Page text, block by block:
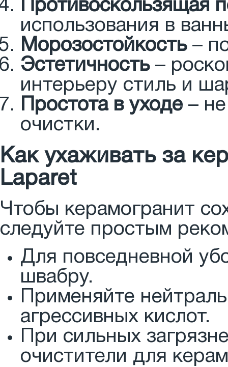
Противоскользящая
использования в
Морозостойкость–
Эстетичность–
интерьеру стиль и
Простота в уходе– не
очистки.
Как ухаживать за
Laparet
Чтобы керамогранит
следуйте простым
Для повседневной
швабру.
Применяйте
агрессивных кислот.
При сильных
очистители для